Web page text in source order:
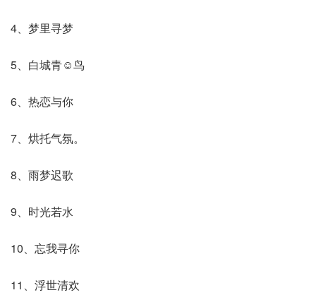
4、梦里寻梦
5、白城青☺鸟
6、热恋与你
7、烘托气氛。
8、雨梦迟歌
9、时光若水
10、忘我寻你
11、浮世清欢